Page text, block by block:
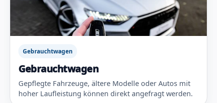
Gebrauchtwagen
Gebrauchtwagen
Gepflegte Fahrzeuge, ältere Modelle oder Autos mit
hoher Laufleistung können direkt angefragt werden.